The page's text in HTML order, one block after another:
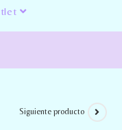
Siguiente producto